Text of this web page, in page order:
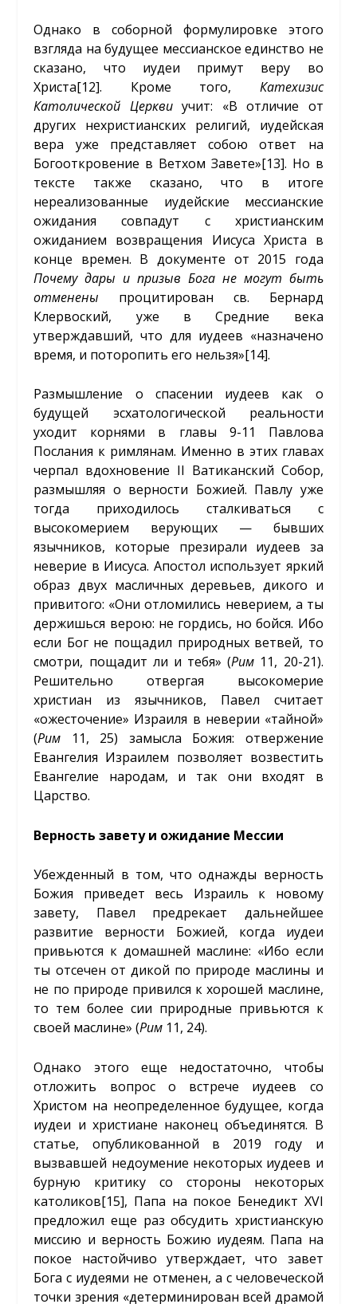
Однако в соборной формулировке этого
взгляда на будущее мессианское единство не
сказано, что иудеи примут веру во
Христа[12]. Кроме того, Катехизис
Католической Церквиучит: «В отличие от
других нехристианских религий, иудейская
вера уже представляет собою ответ на
Богооткровение в Ветхом Завете»[13]. Но в
тексте также сказано, что в итоге
нереализованные иудейские мессианские
ожидания совпадут с христианским
ожиданием возвращения Иисуса Христа в
конце времен. В документе от 2015 года
Почему дары и призыв Бога не могут быть
отменены процитирован св. Бернард
Клервоский, уже в Средние века
утверждавший, что для иудеев «назначено
время, и поторопить его нельзя»[14].
Размышление о спасении иудеев как о
будущей эсхатологической реальности
уходит корнями в главы 9-11 Павлова
Послания к римлянам. Именно в этих главах
черпал вдохновение II Ватиканский Собор,
размышляя о верности Божией. Павлу уже
тогда приходилось сталкиваться с
высокомерием верующих — бывших
язычников, которые презирали иудеев за
неверие в Иисуса. Апостол использует яркий
образ двух масличных деревьев, дикого и
привитого: «Они отломились неверием, а ты
держишься верою: не гордись, но бойся. Ибо
если Бог не пощадил природных ветвей, то
смотри, пощадит ли и тебя» (Рим 11, 20-21).
Решительно отвергая высокомерие
христиан из язычников, Павел считает
«ожесточение» Израиля в неверии «тайной»
(Рим 11, 25) замысла Божия: отвержение
Евангелия Израилем позволяет возвестить
Евангелие народам, и так они входят в
Царство.
Верность завету и ожидание Мессии
Убежденный в том, что однажды верность
Божия приведет весь Израиль к новому
завету, Павел предрекает дальнейшее
развитие верности Божией, когда иудеи
привьются к домашней маслине: «Ибо если
ты отсечен от дикой по природе маслины и
не по природе привился к хорошей маслине,
то тем более сии природные привьются к
своей маслине» (Рим 11, 24).
Однако этого еще недостаточно, чтобы
отложить вопрос о встрече иудеев со
Христом на неопределенное будущее, когда
иудеи и христиане наконец объединятся. В
статье, опубликованной в 2019 году и
вызвавшей недоумение некоторых иудеев и
бурную критику со стороны некоторых
католиков[15], Папа на покое Бенедикт XVI
предложил еще раз обсудить христианскую
миссию и верность Божию иудеям. Папа на
покое настойчиво утверждает, что завет
Бога с иудеями не отменен, а с человеческой
точки зрения «детерминирован всей драмой